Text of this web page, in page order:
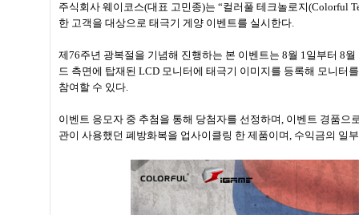
주식회사 웨이코스(대표 고민종)는 “컬러풀 테크놀로지(Colorful
한 고객을 대상으로 태극기 게양 이벤트를 실시한다.
제76주년 광복절을 기념해 진행하는 본 이벤트는 8월 1일부터 8
드 측면에 탑재된 LCD 모니터에 태극기 이미지를 등록해 모니터
참여할 수 있다.
이벤트 응모자 중 추첨을 통해 당첨자를 선정하며, 이벤트 경품
관이 사용했던 폐방화복을 업사이클링 한 제품이며, 수익금의 일